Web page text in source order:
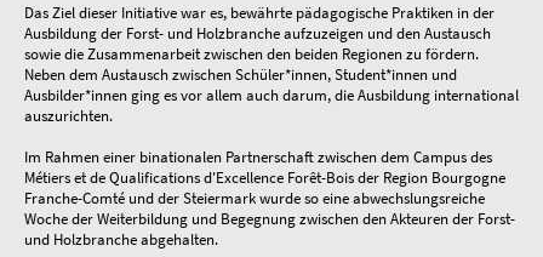
Das Ziel dieser Initiative war es, bewährte pädagogische Praktiken in der
Ausbildung der Forst- und Holzbranche aufzuzeigen und den Austausch
sowie die Zusammenarbeit zwischen den beiden Regionen zu fördern.
Neben dem Austausch zwischen Schüler*innen, Student*innen und
Ausbilder*innen ging es vor allem auch darum, die Ausbildung international
auszurichten.
Im Rahmen einer binationalen Partnerschaft zwischen dem Campus des
Métiers et de Qualifications d'Excellence Forêt-Bois der Region Bourgogne
Franche-Comté und der Steiermark wurde so eine abwechslungsreiche
Woche der Weiterbildung und Begegnung zwischen den Akteuren der Forst-
und Holzbranche abgehalten.